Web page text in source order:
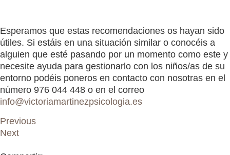
Esperamos que estas recomendaciones os hayan sido
útiles. Si estáis en una situación similar o conocéis a
alguien que esté pasando por un momento como este y
necesite ayuda para gestionarlo con los niños/as de su
entorno podéis poneros en contacto con nosotras en el
número 976 044 448 o en el correo
info@victoriamartinezpsicologia.es
Previous
Next